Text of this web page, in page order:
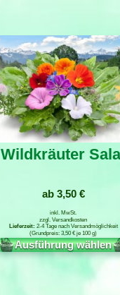
Wildkräuter
ab 3,50 €
3,50€ je100 g
inkl. MwSt.
zzgl.Versandkosten
2-4 Tage nach Versandmöglichkeit
Ausführung wählen